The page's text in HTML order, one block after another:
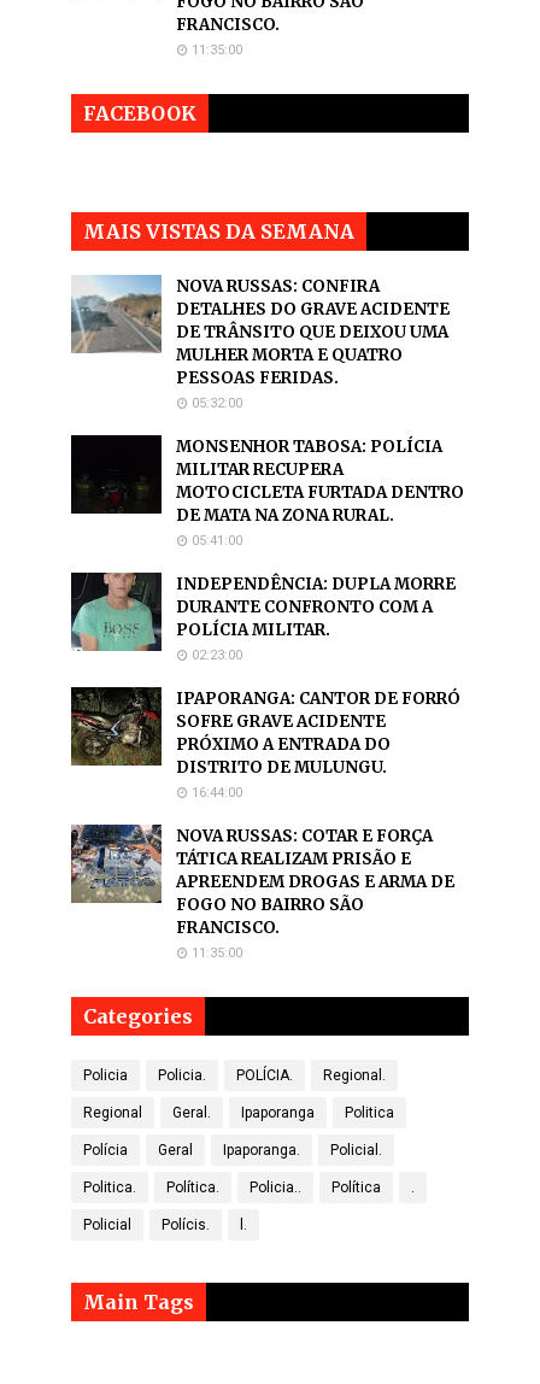
FRANCISCO.
11:35:00
FACEBOOK
MAIS VISTAS DA SEMANA
NOVA RUSSAS: CONFIRA
DETALHES DO GRAVE ACIDENTE
DE TRÂNSITO QUE DEIXOU UMA
MULHER MORTA E QUATRO
PESSOAS FERIDAS.
05:32:00
MONSENHOR TABOSA: POLÍCIA
MILITAR RECUPERA
MOTOCICLETA FURTADA DENTRO
DE MATA NA ZONA RURAL.
05:41:00
INDEPENDÊNCIA: DUPLA MORRE
DURANTE CONFRONTO COM A
POLÍCIA MILITAR.
02:23:00
IPAPORANGA: CANTOR DE FORRÓ
SOFRE GRAVE ACIDENTE
PRÓXIMO A ENTRADA DO
DISTRITO DE MULUNGU.
16:44:00
NOVA RUSSAS: COTAR E FORÇA
TÁTICA REALIZAM PRISÃO E
APREENDEM DROGAS E ARMA DE
FOGO NO BAIRRO SÃO
FRANCISCO.
11:35:00
Categories
Policia Policia. POLÍCIA. Regional.
Regional Geral. Ipaporanga Politica
Polícia Geral Ipaporanga. Policial.
Politica. Política. Policia.. Política .
Policial Polícis. l.
Main Tags